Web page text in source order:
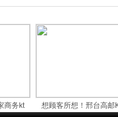
想顾客所想！邢台高邮KTV